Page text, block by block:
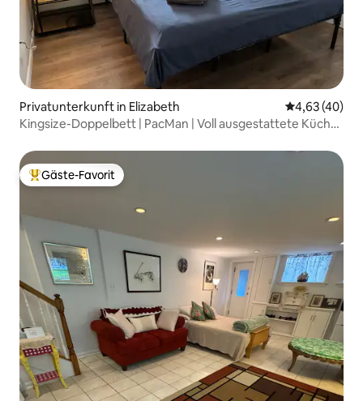
Privatunterkunft in Elizabeth
4,63 (40)
Kingsize-Doppelbett | PacMan | Voll ausgestattete Küche |
Beliebter Gäste-Favorit.
Gäste-Favorit